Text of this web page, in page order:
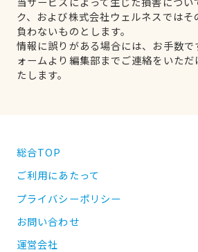
ク、および株式会社ウェルネスでは
負わないものとします。
情報に誤りがある場合には、お手数
ォームより編集部までご連絡をいた
たします。
総合TOP
ご利用にあたって
プライバシーポリシー
お問い合わせ
運営会社